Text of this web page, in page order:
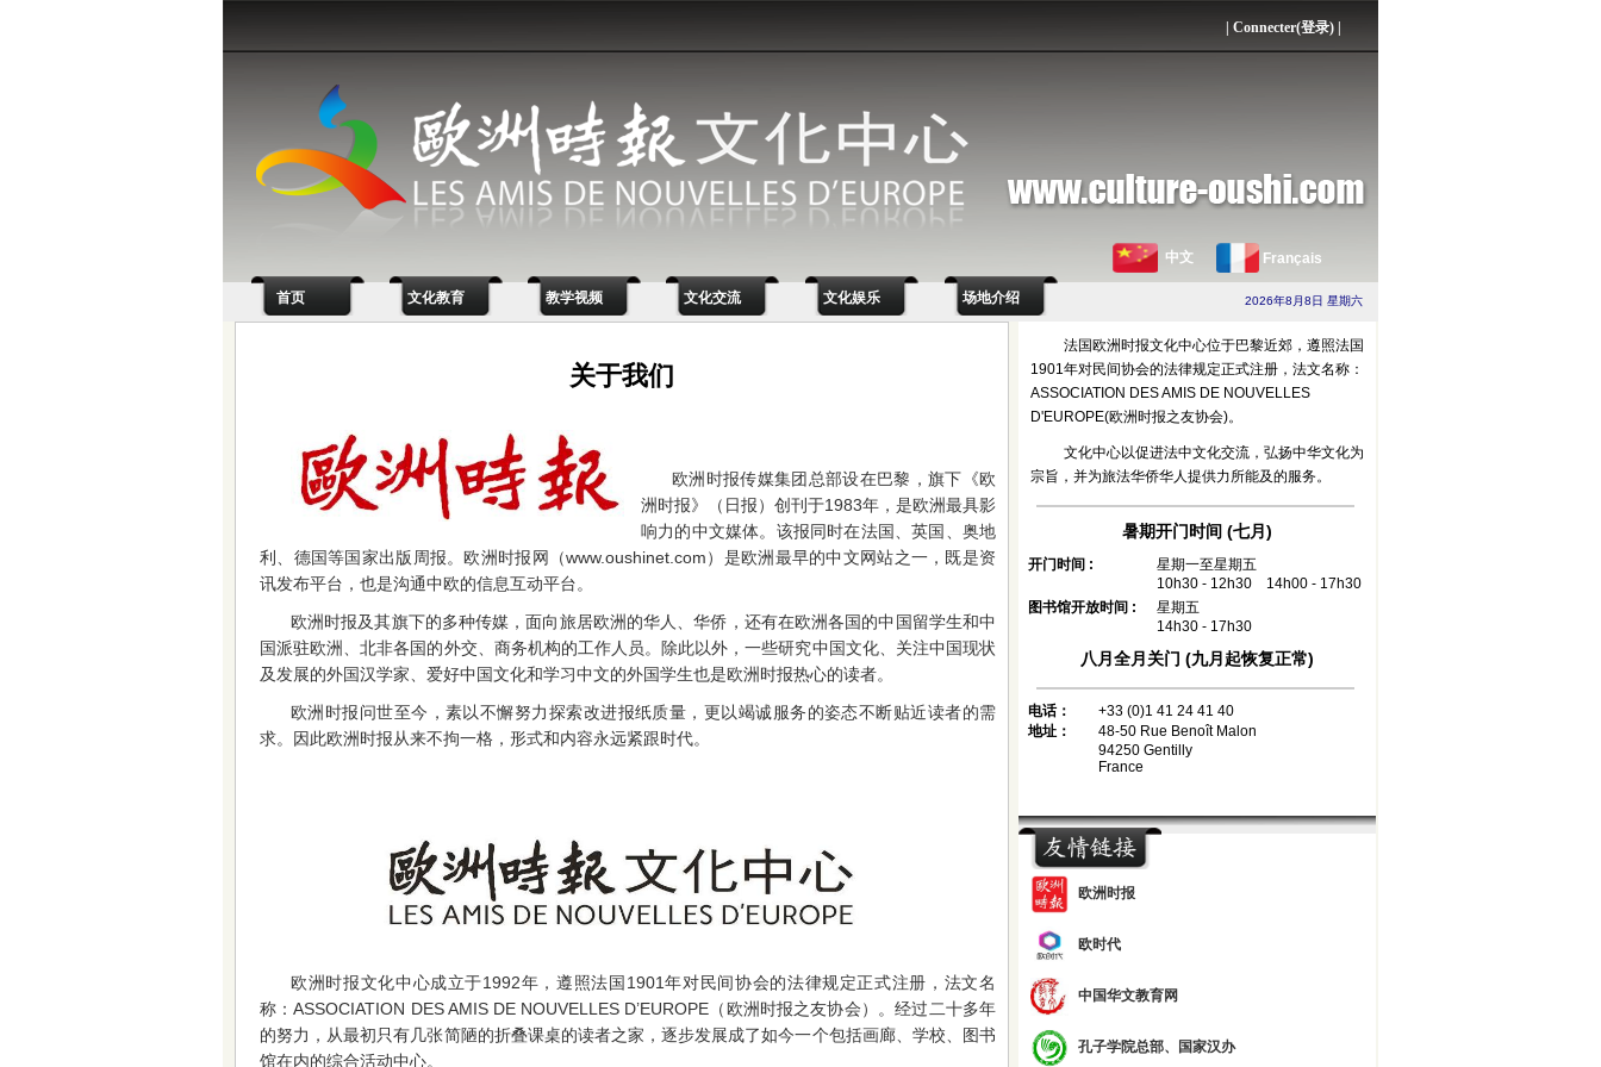
Connecter(登录)
中文 Français
首页 文化教育 教学视频 文化交流 文化娱乐 场地介绍 2026年8月8日 星期六
关于我们
欧洲时报传媒集团总部设在巴黎，旗下《欧
洲时报》（日报）创刊于1983年，是欧洲最具影
响力的中文媒体。该报同时在法国、英国、奥地
利、德国等国家出版周报。欧洲时报网（www.oushinet.com）是欧洲最早的中文网站之一，既是资
讯发布平台，也是沟通中欧的信息互动平台。
欧洲时报及其旗下的多种传媒，面向旅居欧洲的华人、华侨，还有在欧洲各国的中国留学生和中
国派驻欧洲、北非各国的外交、商务机构的工作人员。除此以外，一些研究中国文化、关注中国现状
及发展的外国汉学家、爱好中国文化和学习中文的外国学生也是欧洲时报热心的读者。
欧洲时报问世至今，素以不懈努力探索改进报纸质量，更以竭诚服务的姿态不断贴近读者的需
求。因此欧洲时报从来不拘一格，形式和内容永远紧跟时代。
欧洲时报文化中心成立于1992年，遵照法国1901年对民间协会的法律规定正式注册，法文名
称：ASSOCIATION DES AMIS DE NOUVELLES D’EUROPE（欧洲时报之友协会）。经过二十多年
的努力，从最初只有几张简陋的折叠课桌的读者之家，逐步发展成了如今一个包括画廊、学校、图书
馆在内的综合活动中心。
法国欧洲时报文化中心位于巴黎近郊，遵照法国
1901年对民间协会的法律规定正式注册，法文名称：
ASSOCIATION DES AMIS DE NOUVELLES
D'EUROPE(欧洲时报之友协会)。
文化中心以促进法中文化交流，弘扬中华文化为
宗旨，并为旅法华侨华人提供力所能及的服务。
暑期开门时间 (七月)
开门时间 :
星期一至星期五
10h30 - 12h30
14h00 - 17h30
图书馆开放时间 :
星期五
14h30 - 17h30
八月全月关门 (九月起恢复正常)
电话：
+33 (0)1 41 24 41 40
地址：
48-50 Rue Benoît Malon
94250 Gentilly
France
欧洲时报
欧时代
中国华文教育网
孔子学院总部、国家汉办